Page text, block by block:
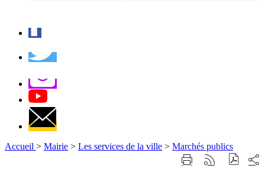
Accueil > Mairie > Les services de la ville > Marchés publics
ImprimerGénérer
sur